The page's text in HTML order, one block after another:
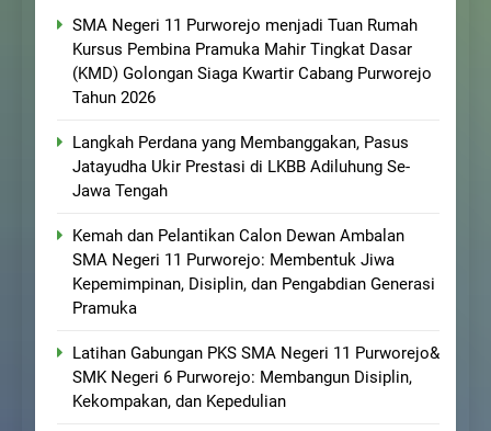
SMA Negeri 11 Purworejo menjadi Tuan Rumah
Kursus Pembina Pramuka Mahir Tingkat Dasar
(KMD) Golongan Siaga Kwartir Cabang Purworejo
Tahun 2026
Langkah Perdana yang Membanggakan, Pasus
Jatayudha Ukir Prestasi di LKBB Adiluhung Se-
Jawa Tengah
Kemah dan Pelantikan Calon Dewan Ambalan
SMA Negeri 11 Purworejo: Membentuk Jiwa
Kepemimpinan, Disiplin, dan Pengabdian Generasi
Pramuka
Latihan Gabungan PKS SMA Negeri 11 Purworejo&
SMK Negeri 6 Purworejo: Membangun Disiplin,
Kekompakan, dan Kepedulian